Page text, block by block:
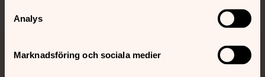
Analys
Marknadsföring och sociala medier
Jourhavande präst